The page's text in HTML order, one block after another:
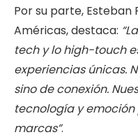
Por su parte, Esteban
Américas, destaca:
tech y lo high-touch
experiencias únicas.
sino de conexión.
tecnología y
marcas”.